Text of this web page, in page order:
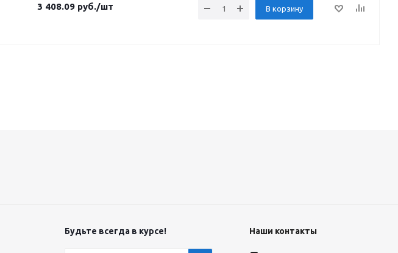
3 408.09 руб./шт В корзину
Будьте всегда в курсе! Наши контакты